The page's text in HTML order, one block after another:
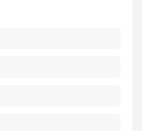
kişisel verilerimin belirtilen
kabul ediyorum.